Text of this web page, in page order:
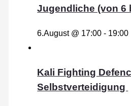
Jugendliche (von 6
6.August @ 17:00 - 19:00
Kali Fighting
Selbstverteidigung